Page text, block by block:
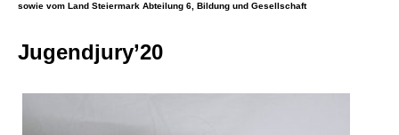
sowie vom Land Steiermark Abteilung 6, Bildung und Gesellschaft
Jugendjury’20